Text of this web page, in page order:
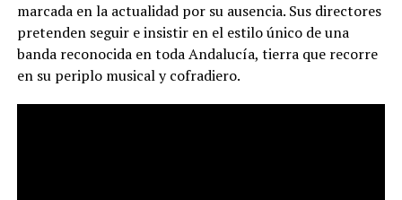
marcada en la actualidad por su ausencia. Sus directores
pretenden seguir e insistir en el estilo único de una
banda reconocida en toda Andalucía, tierra que recorre
en su periplo musical y cofradiero.